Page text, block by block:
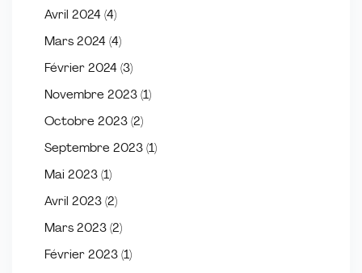
Avril 2024 (4)
Mars 2024 (4)
Février 2024 (3)
Novembre 2023 (1)
Octobre 2023 (2)
Septembre 2023 (1)
Mai 2023 (1)
Avril 2023 (2)
Mars 2023 (2)
Février 2023 (1)